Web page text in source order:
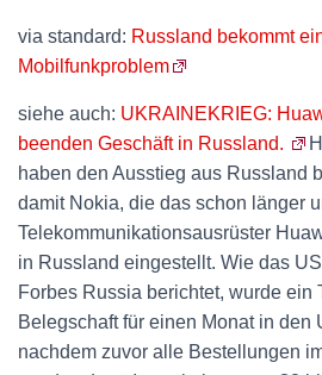
via standard: Russland bekommt
Mobilfunkproblem
siehe auch: UKRAINEKRIEG:
beenden Geschäft in Russland.
haben den Ausstieg aus Russland
damit Nokia, die das schon länger
Telekommunikationsausrüster
in Russland eingestellt. Wie das
Forbes Russia berichtet, wurde ein
Belegschaft für einen Monat in den
nachdem zuvor alle Bestellungen